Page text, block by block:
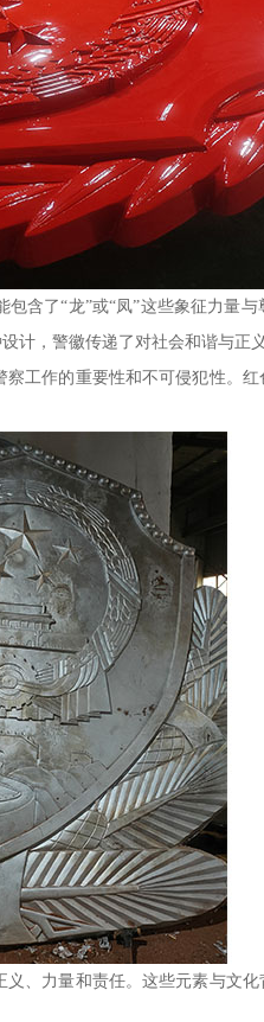
了“龙”或“凤”这些象征力量
计，警徽传递了对社会和谐与正义
工作的重要性和不可侵犯性。
、力量和责任。这些元素与文